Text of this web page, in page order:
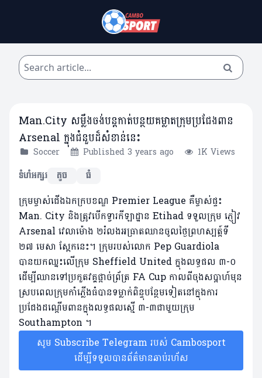
Man.City សម្លឹងចង់បន្តកាត់បន្ថយគម្លាតក្រុមប្រជែងពាន
Arsenal ក្នុងជំនួបដ៏សំខាន់នេះ
Soccer Published 3 years ago
1K Views
ទំហំអក្សរ
តូច ធំ
ក្រុមម្ចាស់ជើងឯកក្របខណ្ឌ Premier League គឺម្ចាស់ផ្ទះ
Man. City និងត្រូវបើកទ្វារកីឡាដ្ឋាន Etihad ទទួលក្រុម ភ្ញៀវ
Arsenal វេលាម៉ោង ២រំលងអធ្រាតឈានចូលថ្ងៃព្រហស្បត្ត៍ទី
២៧ មេសា ស្អែកនេះ។ ក្រុមរបស់លោក Pep Guardiola
បានយកឈ្នះលើក្រុម Sheffield United ក្នុងលទ្ធផល ៣-០
ដើម្បីឈានទៅប្រកួតវគ្គផ្តាច់ព្រ័ត្រ FA Cup កាលពី​ចុង​សប្តាហ៍​មុន
ស្របពេលក្រុមកាំភ្លើងធំបានទម្លាក់ពិន្ទុបន្ថែមទៀតនៅក្នុងការ
ប្រជែងដណ្តើមពានក្នុងលទ្ធផលស្មើ ៣-៣​ជាមួយក្រុម
Southampton ។
សូម Subscribe Telegram របស់ Cambosport
ដើម្បីទទួលបានព័ត៌មានឆាប់រហ័ស